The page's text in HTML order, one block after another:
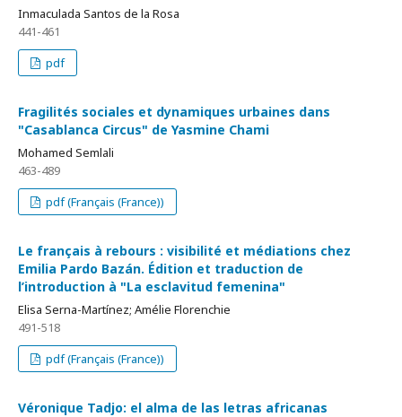
Inmaculada Santos de la Rosa
441-461
pdf
Fragilités sociales et dynamiques urbaines dans
"Casablanca Circus" de Yasmine Chami
Mohamed Semlali
463-489
pdf (Français (France))
Le français à rebours : visibilité et médiations chez
Emilia Pardo Bazán. Édition et traduction de
l’introduction à "La esclavitud femenina"
Elisa Serna-Martínez; Amélie Florenchie
491-518
pdf (Français (France))
Véronique Tadjo: el alma de las letras africanas